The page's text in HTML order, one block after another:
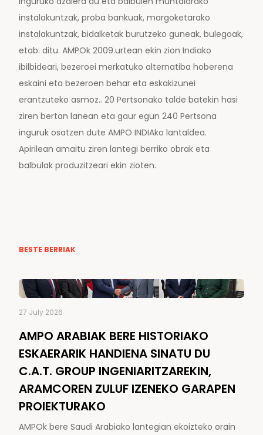
instalakuntzak, proba bankuak, margoketarako
instalakuntzak, bidalketak burutzeko guneak, bulegoak,
etab. ditu. AMPOk 2009.urtean ekin zion Indiako
ibilbideari, bezeroei merkatuko alternatiba hoberena
eskaini eta bezeroen behar eta eskakizunei
erantzuteko asmoz.. 20 Pertsonako talde batekin hasi
ziren bertan lanean eta gaur egun 240 Pertsona
inguruk osatzen dute AMPO INDIAko lantaldea.
Apirilean amaitu ziren lantegi berriko obrak eta
balbulak produzitzeari ekin zioten.
BESTE BERRIAK
27 July 2026
AMPO ARABIAK BERE HISTORIAKO
ESKAERARIK HANDIENA SINATU DU
C.A.T. GROUP INGENIARITZAREKIN,
ARAMCOREN ZULUF IZENEKO GARAPEN
PROIEKTURAKO
AMPOk bere Saudi Arabiako lantegian ekoizteko orain